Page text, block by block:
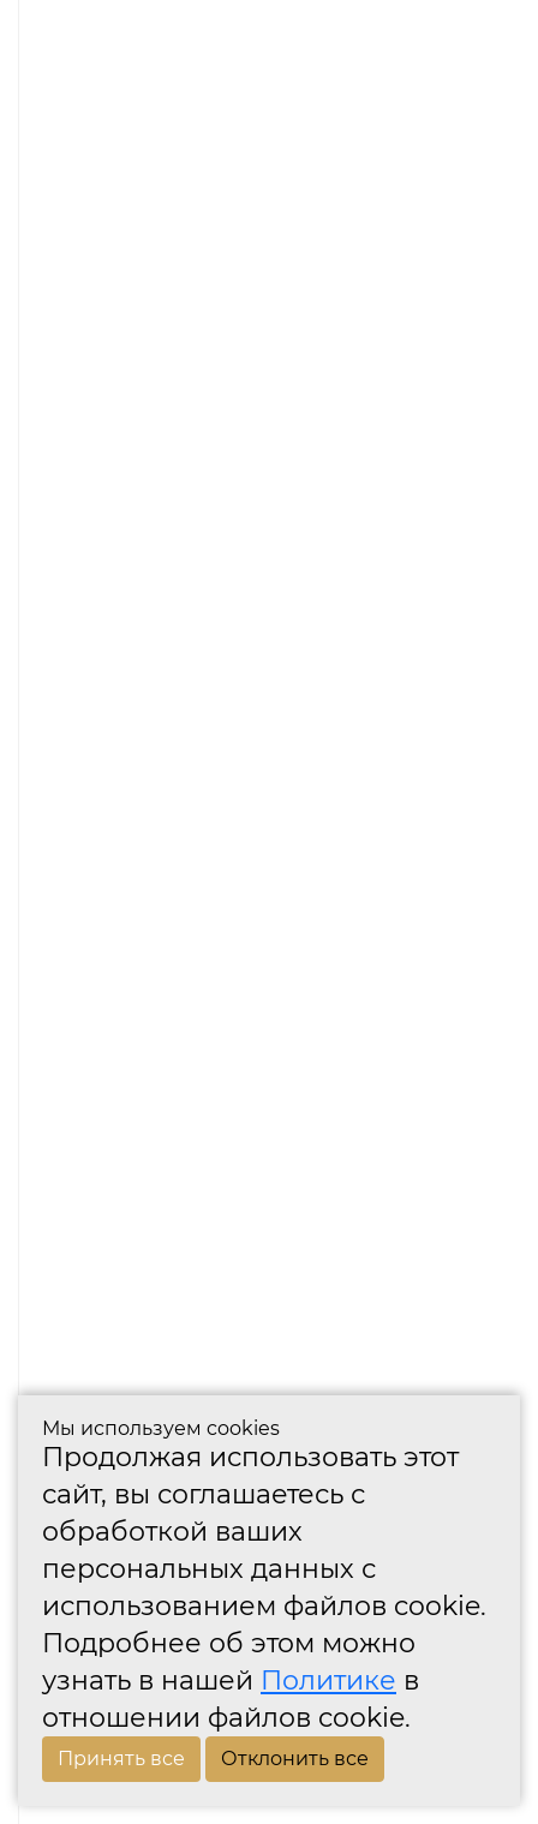
Мы используем cookies
Продолжая использовать этот
сайт, вы соглашаетесь с
обработкой ваших
персональных данных с
использованием файлов cookie.
Подробнее об этом можно
узнать в нашей Политике в
отношении файлов cookie.
Принять все Отклонить все